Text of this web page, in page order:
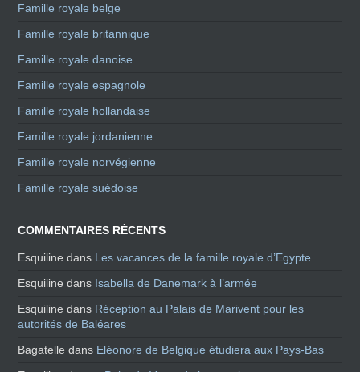
Famille royale belge
Famille royale britannique
Famille royale danoise
Famille royale espagnole
Famille royale hollandaise
Famille royale jordanienne
Famille royale norvégienne
Famille royale suédoise
COMMENTAIRES RÉCENTS
Esquiline dans Les vacances de la famille royale d’Egypte
Esquiline dans Isabella de Danemark à l’armée
Esquiline dans Réception au Palais de Marivent pour les
autorités de Baléares
Bagatelle dans Eléonore de Belgique étudiera aux Pays-Bas